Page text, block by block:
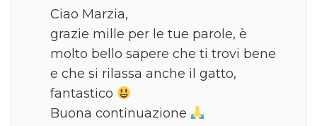
Ciao Marzia,
grazie mille per le tue parole, è
molto bello sapere che ti trovi bene
e che si rilassa anche il gatto,
fantastico
Buona continuazione